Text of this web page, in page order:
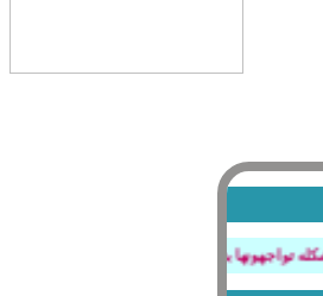
بتصفح المنتدى او عند كتابة الردود أو